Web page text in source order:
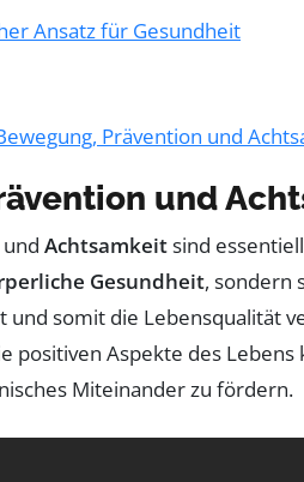
Ansatz für Gesundheit
Prävention und
und
und Achtsamkeitsind
Gesundheit, sondern
und somit die Lebensqualität
positiven Aspekte des
Miteinander zu fördern.